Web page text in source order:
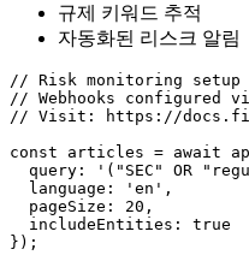
규제 키워드 추적
자동화된 리스크 알림
// Risk monitoring setup
// Webhooks configured
// Visit: https://
const articles = await
query: '("SEC" OR
  language: 'en',
  pageSize: 20,
  includeEntities: true
});